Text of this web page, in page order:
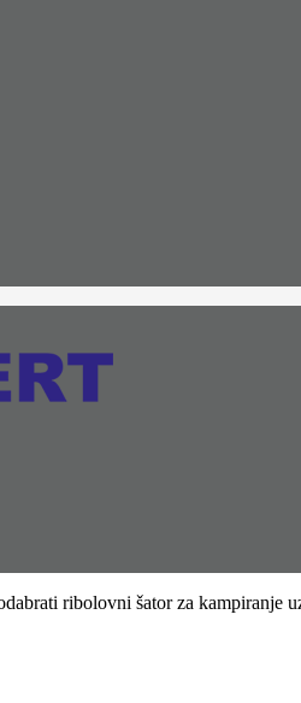
ribolovni šator za kampiranje